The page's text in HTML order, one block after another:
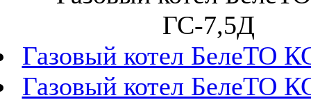
ГС-7,5Д
Газовый котел БелеТО
Газовый котел БелеТО